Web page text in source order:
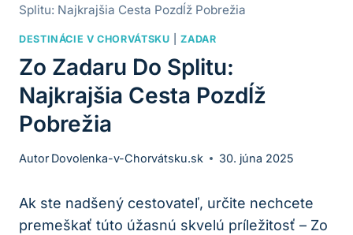
Splitu: Najkrajšia Cesta Pozdĺž Pobrežia
DESTINÁCIE V CHORVÁTSKU |ZADAR
Zo Zadaru Do Splitu:
Najkrajšia Cesta Pozdĺž
Pobrežia
Autor Dovolenka-v-Chorvátsku.sk 30. júna 2025
Ak ste nadšený cestovateľ, určite nechcete
premeškať túto úžasnú skvelú príležitosť – Zo